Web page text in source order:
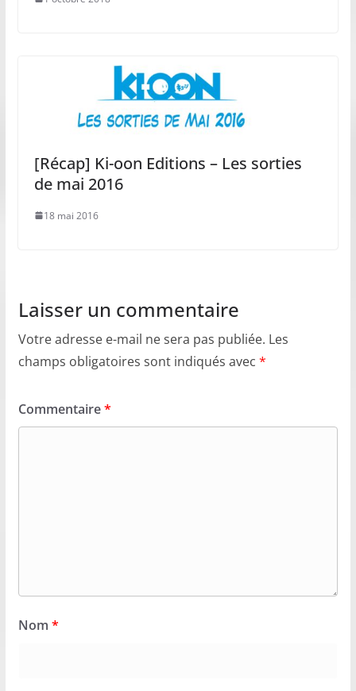
[Récap] Ki-oon Editions – Les sorties
de mai 2016
18 mai 2016
Laisser un commentaire
Votre adresse e-mail ne sera pas publiée. Les
champs obligatoires sont indiqués avec *
Commentaire*
Nom *